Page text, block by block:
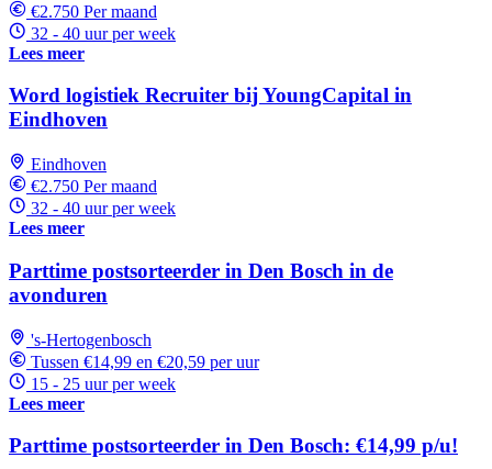
€2.750 Per maand
32 - 40 uur per week
Lees meer
Word logistiek Recruiter bij YoungCapital in
Eindhoven
Eindhoven
€2.750 Per maand
32 - 40 uur per week
Lees meer
Parttime postsorteerder in Den Bosch in de
avonduren
's-Hertogenbosch
Tussen €14,99 en €20,59 per uur
15 - 25 uur per week
Lees meer
Parttime postsorteerder in Den Bosch: €14,99 p/u!